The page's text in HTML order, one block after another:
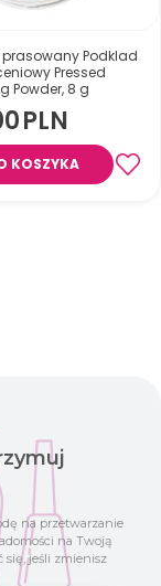
prasowany Podklad
Pressed
Powder, 8 g
PLN
KOSZYKA
na przetwarzanie
na Twoją
jeśli zmienisz